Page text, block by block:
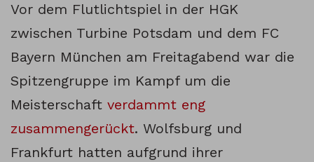
Vor dem Flutlichtspiel in der HGK
zwischen Turbine Potsdam und dem FC
Bayern München am Freitagabend war die
Spitzengruppe im Kampf um die
Meisterschaft verdammt eng
zusammengerückt. Wolfsburg und
Frankfurt hatten aufgrund ihrer